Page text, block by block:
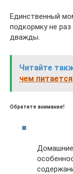
Единственный
подкормку не
дважды.
Читайте
чем
Обратите внимание!